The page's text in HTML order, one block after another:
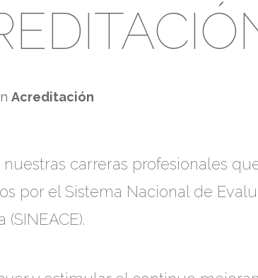
Acreditación
carreras profesionales
por el Sistema Nacional de